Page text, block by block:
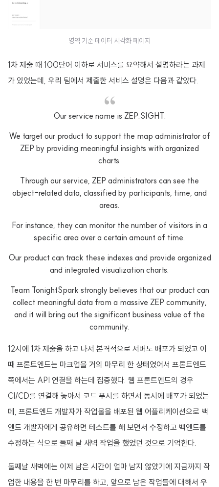
영역 기준 데이터 시각화 페이지
1차 제출 때 100단어 이하로 서비스를 요약해서 설명하라는 과제
가 있었는데, 우리 팀에서 제출한 서비스 설명은 다음과 같았다.
Our service name is ZEP.SIGHT.
We target our product to support the map administrator of
ZEP by providing meaningful insights with organized
charts.
Through our service, ZEP administrators can see the
object-related data, classified by participants, time, and
areas.
For instance, they can monitor the number of visitors in a
specific area over a certain amount of time.
Our product can track these indexes and provide organized
and integrated visualization charts.
Team TonightSpark strongly believes that our product can
collect meaningful data from a massive ZEP community,
and it will bring out the significant business value of the
community.
12시에 1차 제출을 하고 나서 본격적으로 서버도 배포가 되었고 이
때 프론트엔드는 마크업을 거의 마무리 한 상태였어서 프론트엔드
쪽에서는 API 연결을 하는데 집중했다. 웹 프론트엔드의 경우
CI/CD를 연결해 놓아서 코드 푸시를 하면서 동시에 배포가 되었는
데, 프론트엔드 개발자가 작업물을 배포된 웹 어플리케이션으로 백
엔드 개발자에게 공유하면 테스트를 해 보면서 수정하고 백엔드를
수정하는 식으로 둘째 날 새벽 작업을 했었던 것으로 기억한다.
둘째날 새벽에는 이제 남은 시간이 얼마 남지 않았기에 지금까지 작
업한 내용을 한 번 마무리를 하고, 앞으로 남은 작업들에 대해서 우